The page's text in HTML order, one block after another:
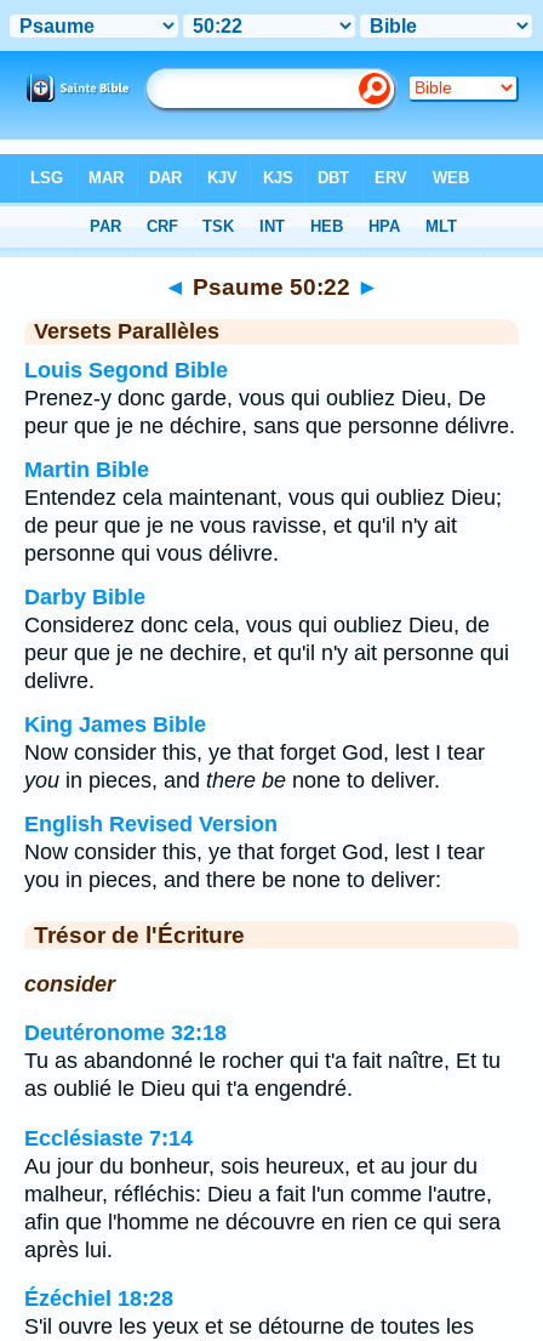
Chapitre 50> Verset 22
◄ Psaume 50:22 ►
Versets Parallèles
Louis Segond Bible
Prenez-y donc garde, vous qui oubliez Dieu, De
peur que je ne déchire, sans que personne délivre.
Martin Bible
Entendez cela maintenant, vous qui oubliez Dieu;
de peur que je ne vous ravisse, et qu'il n'y ait
personne qui vous délivre.
Darby Bible
Considerez donc cela, vous qui oubliez Dieu, de
peur que je ne dechire, et qu'il n'y ait personne qui
delivre.
King James Bible
Now consider this, ye that forget God, lest I tear
you in pieces, and there be none to deliver.
English Revised Version
Now consider this, ye that forget God, lest I tear
you in pieces, and there be none to deliver:
Trésor de l'Écriture
consider
Deutéronome 32:18
Tu as abandonné le rocher qui t'a fait naître, Et tu
as oublié le Dieu qui t'a engendré.
Ecclésiaste 7:14
Au jour du bonheur, sois heureux, et au jour du
malheur, réfléchis: Dieu a fait l'un comme l'autre,
afin que l'homme ne découvre en rien ce qui sera
après lui.
Ézéchiel 18:28
S'il ouvre les yeux et se détourne de toutes les